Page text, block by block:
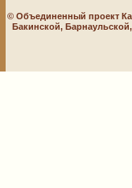
© Объединенный проект
Бакинской, Барнаульской,